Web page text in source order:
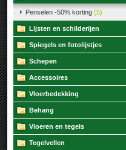
Penselen -50% korting (5)
Lijsten en schilderijen
Spiegels en fotolijstjes
Schepen
Accessoires
Vloerbedekking
Behang
Vloeren en tegels
Tegelvellen